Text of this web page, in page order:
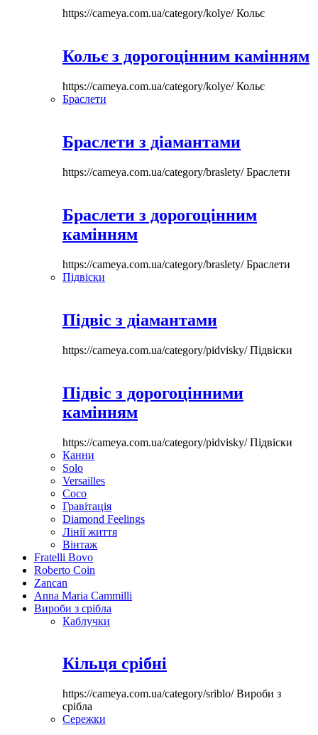
https://cameya.com.ua/category/kolye/Кольє
Кольє з дорогоцінним камінням
https://cameya.com.ua/category/kolye/Кольє
Браслети
Браслети з діамантами
https://cameya.com.ua/category/braslety/Браслети
Браслети з дорогоцінним
камінням
https://cameya.com.ua/category/braslety/Браслети
Підвіски
Підвіс з діамантами
https://cameya.com.ua/category/pidvisky/Підвіски
Підвіс з дорогоцінними
камінням
https://cameya.com.ua/category/pidvisky/Підвіски
Канни
Solo
Versailles
Coco
Гравітація
Diamond Feelings
Лінії життя
Вінтаж
Fratelli Bovo
Roberto Coin
Zancan
Anna Maria Cammilli
Вироби з срібла
Каблучки
Кільця срібні
https://cameya.com.ua/category/sriblo/Вироби з
срібла
Сережки